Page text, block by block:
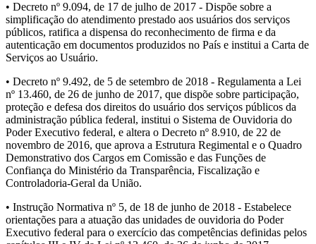
• Decreto nº 9.094, de 17 de julho de 2017 - Dispõe sobre a
simplificação do atendimento prestado aos usuários dos serviços
públicos, ratifica a dispensa do reconhecimento de firma e da
autenticação em documentos produzidos no País e institui a Carta de
Serviços ao Usuário.
• Decreto nº 9.492, de 5 de setembro de 2018 - Regulamenta a Lei
nº 13.460, de 26 de junho de 2017, que dispõe sobre participação,
proteção e defesa dos direitos do usuário dos serviços públicos da
administração pública federal, institui o Sistema de Ouvidoria do
Poder Executivo federal, e altera o Decreto nº 8.910, de 22 de
novembro de 2016, que aprova a Estrutura Regimental e o Quadro
Demonstrativo dos Cargos em Comissão e das Funções de
Confiança do Ministério da Transparência, Fiscalização e
Controladoria-Geral da União.
• Instrução Normativa nº 5, de 18 de junho de 2018 - Estabelece
orientações para a atuação das unidades de ouvidoria do Poder
Executivo federal para o exercício das competências definidas pelos